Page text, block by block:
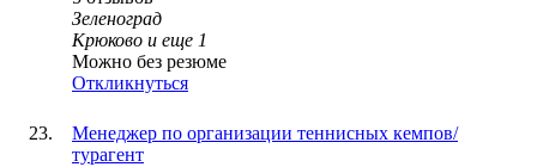
Зеленоград
Крюково и еще 1
Можно без резюме
Откликнуться
Менеджер по организации теннисных кемпов/
турагент